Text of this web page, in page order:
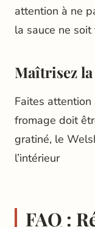
attention à ne
la sauce ne
Maîtrisez
Faites
fromage doit
gratiné, le
l’intérieur
FAQ :